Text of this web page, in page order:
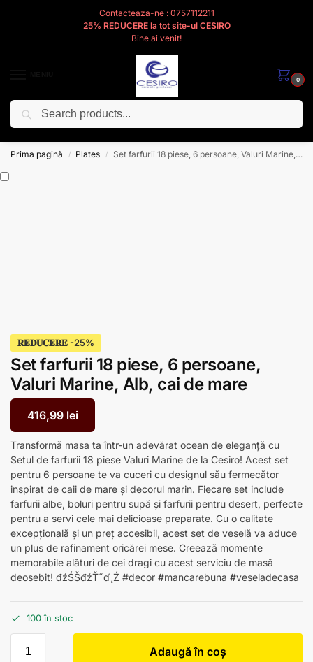
Contacteaza-ne : 0757112211
25% REDUCERE la tot site-ul CESIRO
Bine ai venit!
0
Cesiro
Prima pagină / Plates / Set farfurii 18 piese, 6 persoane, Valuri Marine, Alb, cai de mare
𝐑𝐄𝐃𝐔𝐂𝐄𝐑𝐄
Set farfurii 18 piese, 6 persoane,
Valuri Marine, Alb, cai de mare
416,99 lei
Transformă masa ta într-un adevărat ocean de eleganță cu
Setul de farfurii 18 piese Valuri Marine de la Cesiro! Acest set
pentru 6 persoane te va cuceri cu designul său fermecător
inspirat de caii de mare și decorul marin. Fiecare set include
farfurii albe, boluri pentru supă și farfurii pentru desert, perfecte
pentru a servi cele mai delicioase preparate. Cu o calitate
excepțională și un preț accesibil, acest set de veselă va aduce
un plus de rafinament oricărei mese. Creează momente
memorabile alături de cei dragi cu acest serviciu de masă
deosebit! đźŚŠđźŤ˝ď¸Ź #decor #mancarebuna #veseladecasa
100 în stoc
Adaugă în coș